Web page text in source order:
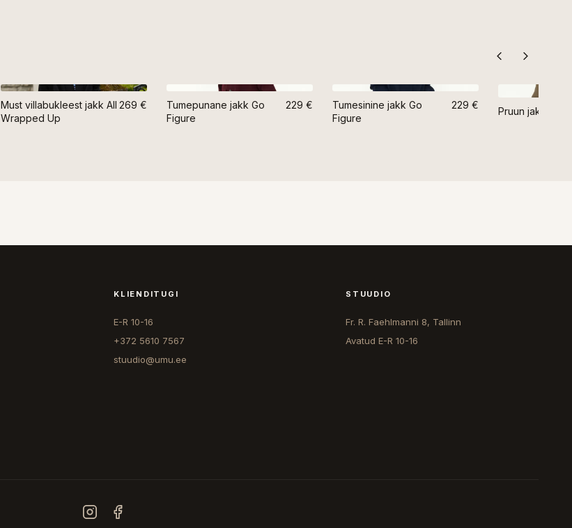
Must villabukleest jakk All
Wrapped Up
269 €
Tumepunane jakk Go
Figure
229 €
Tumesinine jakk Go
Figure
229 €
Pruun jakk Go
KLIENDITUGI
E-R 10-16
+372 5610 7567
stuudio@umu.ee
STUUDIO
Fr. R. Faehlmanni 8, Tallinn
Avatud E-R 10-16